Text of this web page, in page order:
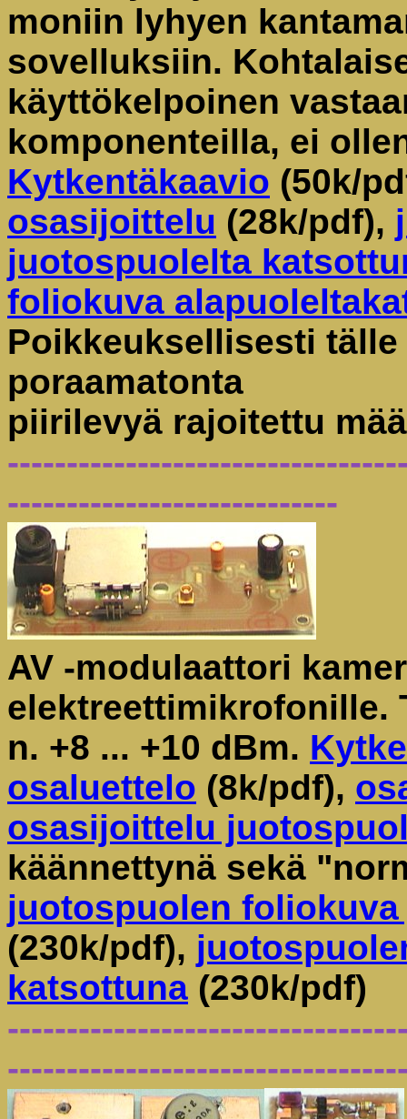
moniin lyhyen
sovelluksiin.
käyttökelpoinen
komponenteilla, ei
Kytkentäkaavio (50k/
osasijoittelu (28k/pdf),
juotospuolelta
foliokuva
Poikkeuksellisesti
poraamatonta
piirilevyä rajoitettu
----------------------------
AV -modulaattori
elektreettimikrofonille.
n. +8 ... +10 dBm.
osaluettelo (8k/pdf),
osasijoittelu
käännettynä sekä
juotospuolen
(230k/pdf),
katsottuna (230k/pdf)